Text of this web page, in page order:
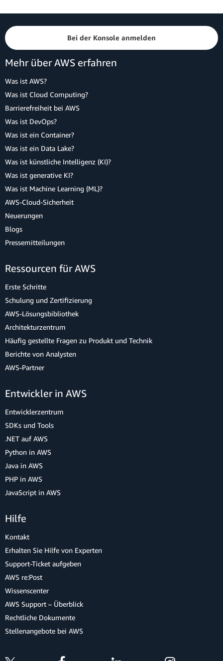
Bei der Konsole anmelden
Mehr über AWS erfahren
Was ist AWS?
Was ist Cloud Computing?
Barrierefreiheit bei AWS
Was ist DevOps?
Was ist ein Container?
Was ist ein Data Lake?
Was ist künstliche Intelligenz (KI)?
Was ist generative KI?
Was ist Machine Learning (ML)?
AWS-Cloud-Sicherheit
Neuerungen
Blogs
Pressemitteilungen
Ressourcen für AWS
Erste Schritte
Schulung und Zertifizierung
AWS-Lösungsbibliothek
Architekturzentrum
Häufig gestellte Fragen zu Produkt und Technik
Berichte von Analysten
AWS-Partner
Entwickler in AWS
Entwicklerzentrum
SDKs und Tools
.NET auf AWS
Python in AWS
Java in AWS
PHP in AWS
JavaScript in AWS
Hilfe
Kontakt
Erhalten Sie Hilfe von Experten
Support-Ticket aufgeben
AWS re:Post
Wissenscenter
AWS Support – Überblick
Rechtliche Dokumente
Stellenangebote bei AWS